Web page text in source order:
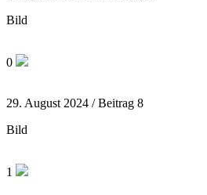
Bild
0
29. August 2024 / Beitrag 8
Bild
1